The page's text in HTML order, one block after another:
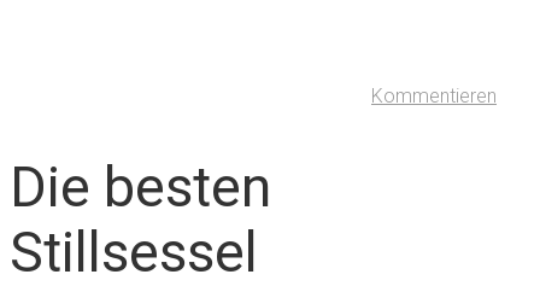
Kommentieren
Die besten
Stillsessel